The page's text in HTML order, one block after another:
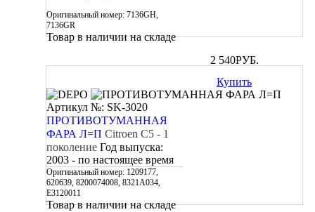
Оригинальный номер: 7136GH,
7136GR
Товар в наличии на складе
2 540РУБ.
Купить
Артикул №: SK-3020
ПРОТИВОТУМАННАЯ
ФАРА Л=П Citroen C5 - 1
поколение Год выпуска:
2003 - по настоящее время
Оригинальный номер: 1209177,
620639, 8200074008, 8321A034,
E3120011
Товар в наличии на складе